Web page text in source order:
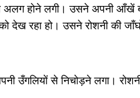
अलग होने लगी। उसने अपनी
रहा हो। उसने रोशनी की
उँगलियों से निचोड़ने लगा।